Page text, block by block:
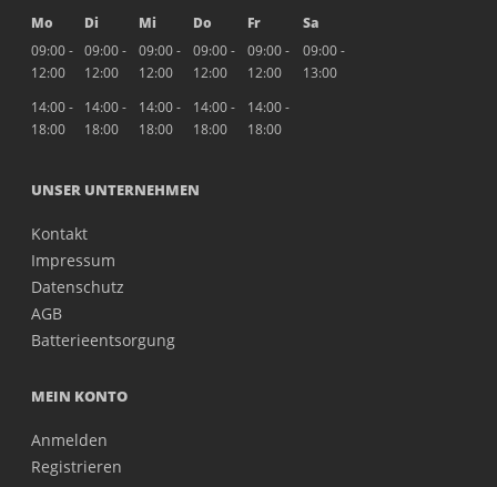
Mo Di Mi Do Fr
Sa
09:00 -
12:00
09:00 -
12:00
09:00 -
12:00
09:00 -
12:00
09:00 -
12:00
09:00 -
13:00
14:00 -
18:00
14:00 -
18:00
14:00 -
18:00
14:00 -
18:00
14:00 -
18:00
UNSER UNTERNEHMEN
Kontakt
Impressum
Datenschutz
AGB
Batterieentsorgung
MEIN KONTO
Anmelden
Registrieren